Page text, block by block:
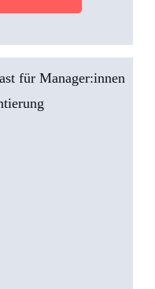
für Manager:innen